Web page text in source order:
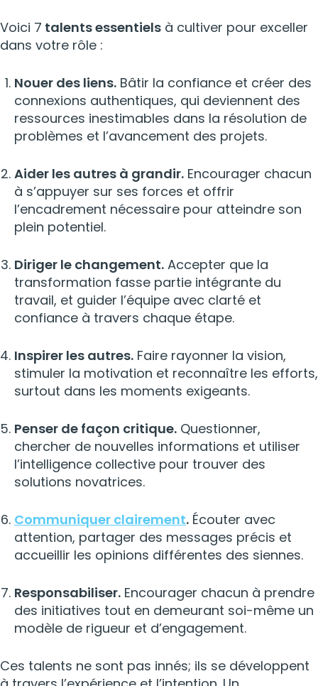
Voici 7 talents essentiels à cultiver pour exceller
dans votre rôle :
Nouer des liens. Bâtir la confiance et créer des
connexions authentiques, qui deviennent des
ressources inestimables dans la résolution de
problèmes et l’avancement des projets.
Aider les autres à grandir. Encourager chacun
à s’appuyer sur ses forces et offrir
l’encadrement nécessaire pour atteindre son
plein potentiel.
Diriger le changement. Accepter que la
transformation fasse partie intégrante du
travail, et guider l’équipe avec clarté et
confiance à travers chaque étape.
Inspirer les autres. Faire rayonner la vision,
stimuler la motivation et reconnaître les efforts,
surtout dans les moments exigeants.
Penser de façon critique. Questionner,
chercher de nouvelles informations et utiliser
l’intelligence collective pour trouver des
solutions novatrices.
Communiquer clairement. Écouter avec
attention, partager des messages précis et
accueillir les opinions différentes des siennes.
Responsabiliser. Encourager chacun à prendre
des initiatives tout en demeurant soi-même un
modèle de rigueur et d’engagement.
Ces talents ne sont pas innés; ils se développent